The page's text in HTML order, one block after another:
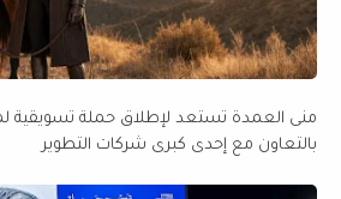
منى العمدة تستعد لإطلاق حملة تسويقية
بالتعاون مع إحدى كبرى شركات التطوير